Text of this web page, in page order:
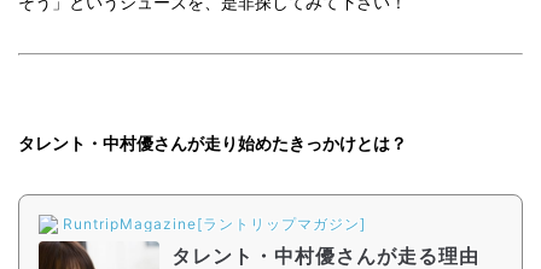
タレント・中村優さんが走り始めたきっかけとは？
RuntripMagazine[ラントリップマガジン]
タレント・中村優さんが走る理由